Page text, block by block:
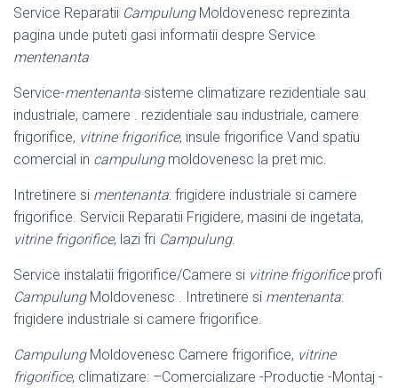
Service Reparatii CampulungMoldovenesc reprezinta
pagina unde puteti gasi informatii despre Service
mentenanta
Service-mentenanta sisteme climatizare rezidentiale sau
industriale, camere . rezidentiale sau industriale, camere
frigorifice, vitrine frigorifice, insule frigorifice Vand spatiu
comercial in campulungmoldovenesc la pret mic.
Intretinere si mentenanta: frigidere industriale si camere
frigorifice. Servicii Reparatii Frigidere, masini de ingetata,
vitrine frigorifice, lazi fri Campulung.
Service instalatii frigorifice/Camere si vitrine frigorificeprofi
CampulungMoldovenesc . Intretinere si mentenanta:
frigidere industriale si camere frigorifice.
CampulungMoldovenesc Camere frigorifice, vitrine
frigorifice, climatizare: –Comercializare -Productie -Montaj -